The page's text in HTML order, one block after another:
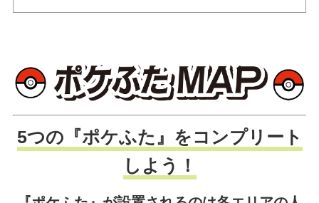
5つの『ポケふた』をコンプリート
しよう！